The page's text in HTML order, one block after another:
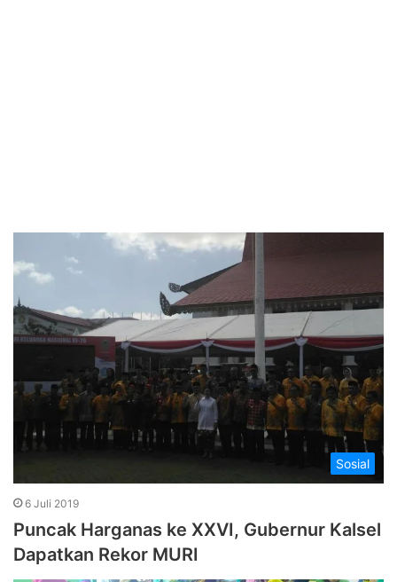
Sosial
6 Juli 2019
Puncak Harganas ke XXVI, Gubernur Kalsel
Dapatkan Rekor MURI